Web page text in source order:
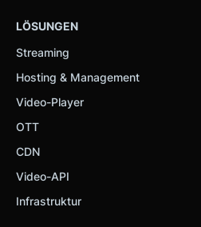
LÖSUNGEN
Streaming
Hosting & Management
Video-Player
OTT
CDN
Video-API
Infrastruktur